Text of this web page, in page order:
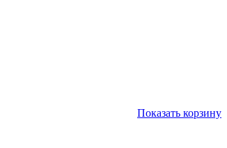
Показать корзину